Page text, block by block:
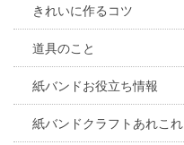
きれいに作るコツ
道具のこと
紙バンドお役立ち情報
紙バンドクラフトあれこれ